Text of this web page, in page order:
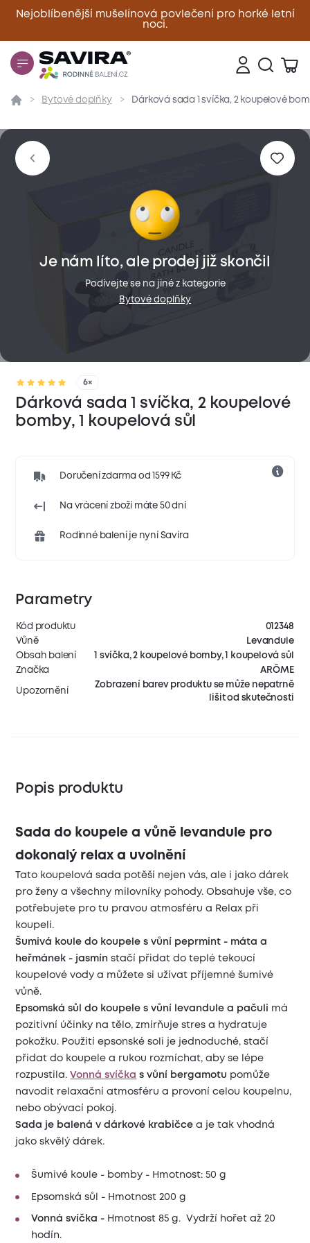
Nejoblíbenější mušelínová povlečení pro horké letní
noci.
Zavřít
Přehled Parametry Popis produktu
Bytové doplňky Dárková sada 1 svíčka, 2 koupelové
6×
Dárková sada 1 svíčka, 2 koupelové
bomby, 1 koupelová sůl
Doručení zdarma od 1599 Kč
Na vrácení zboží máte 50 dní
Rodinné balení je nyní Savira
Je nám líto, ale prodej již skončil
Podívejte se na jiné z kategorie
Bytové doplňky
Parametry
Kód produktu
012348
Vůně
Levandule
Obsah balení
1 svíčka, 2 koupelové bomby, 1 koupelová sůl
Značka
ARÔME
Upozornění
Zobrazení barev produktu se může nepatrně
lišit od skutečnosti
Popis produktu
Sada do koupele a vůně levandule pro
dokonalý relax a uvolnění
Tato koupelová sada potěší nejen vás, ale i jako dárek
pro ženy a všechny milovníky pohody. Obsahuje vše, co
potřebujete pro tu pravou atmosféru a Relax při
koupeli.
Šumivá koule do koupele s vůní peprmint - máta a
heřmánek - jasmín stačí přidat do teplé tekoucí
koupelové vody a můžete si užívat příjemné šumivé
vůně.
Epsomská sůl do koupele s vůní levandule a pačuli
má
pozitivní účinky na tělo, zmírňuje stres a hydratuje
pokožku. Použití epsonské soli je jednoduché, stačí
přidat do koupele a rukou rozmíchat, aby se lépe
rozpustila. Vonná svíčka s vůní bergamotu pomůže
navodit relaxační atmosféru a provoní celou koupelnu,
nebo obývací pokoj.
Sada je balená v dárkové krabičce a je tak vhodná
jako skvělý dárek.
Šumivé koule - bomby - Hmotnost: 50 g
Epsomská sůl - Hmotnost 200 g
Vonná svíčka - Hmotnost 85 g. Vydrží hořet až 20
hodín.